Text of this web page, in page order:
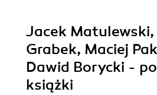
Jacek Matulewski,
Grabek, Maciej
Dawid Borycki -
książki